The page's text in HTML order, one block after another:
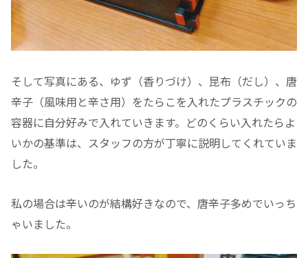
そして写真にある、ゆず（香りづけ）、昆布（だし）、唐
辛子（風味用と辛さ用）をたらこを入れたプラスチックの
容器に自分好みで入れていきます。どのくらい入れたらよ
いかの基準は、スタッフの方が丁寧に説明してくれていま
した。
私の場合は辛いのが結構好きなので、唐辛子多めでいっち
ゃいました。